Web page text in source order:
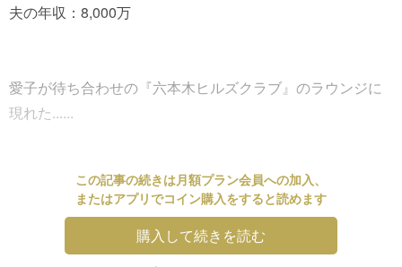
夫の年収：8,000万
愛子が待ち合わせの『六本木ヒルズクラブ』のラウンジに
現れた......
この記事の続きは月額プラン会員への加入、
またはアプリでコイン購入をすると読めます
購入して続きを読む